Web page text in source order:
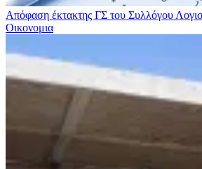
Απόφαση έκτακτης ΓΣ του Συλλόγου
Οικονομια